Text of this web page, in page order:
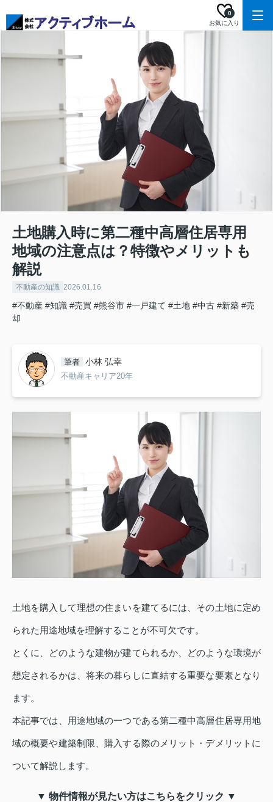
お気に入り
0
土地購入時に第二種中高層住居専用
地域の注意点は？特徴やメリットも
解説
不動産の知識 2026.01.16
#不動産 #知識 #売買 #熊谷市 #一戸建て #土地 #中古 #新築 #売
却
筆者 小林 弘幸
不動産キャリア20年
土地を購入して理想の住まいを建てるには、その土地に定め
られた用途地域を理解することが不可欠です。
とくに、どのような建物が建てられるか、どのような環境が
想定されるかは、将来の暮らしに直結する重要な要素となり
ます。
本記事では、用途地域の一つである第二種中高層住居専用地
域の概要や建築制限、購入する際のメリット・デメリットに
ついて解説します。
▼ 物件情報が見たい方はこちらをクリック ▼